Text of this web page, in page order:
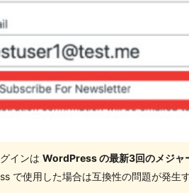
インは WordPress の最新3回のメジャ
で使用した場合は互換性の問題が発生